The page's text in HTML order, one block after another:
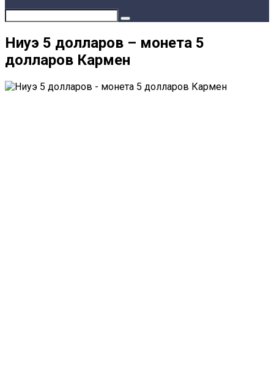
Ниуэ 5 долларов – монета 5
долларов Кармен